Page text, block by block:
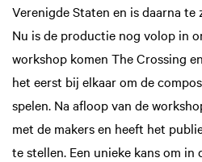
Verenigde Staten en is daarna
Nu is de productie nog volop in
workshop komen The Crossing
het eerst bij elkaar om de
spelen. Na afloop van de
met de makers en heeft het
te stellen. Een unieke kans om